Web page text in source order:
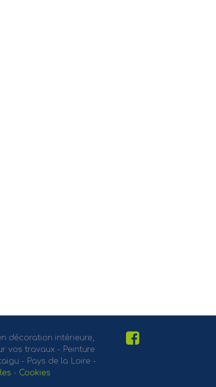
décoration intérieure,
vos travaux - Peinture
- Pays de la Loire -
- Cookies